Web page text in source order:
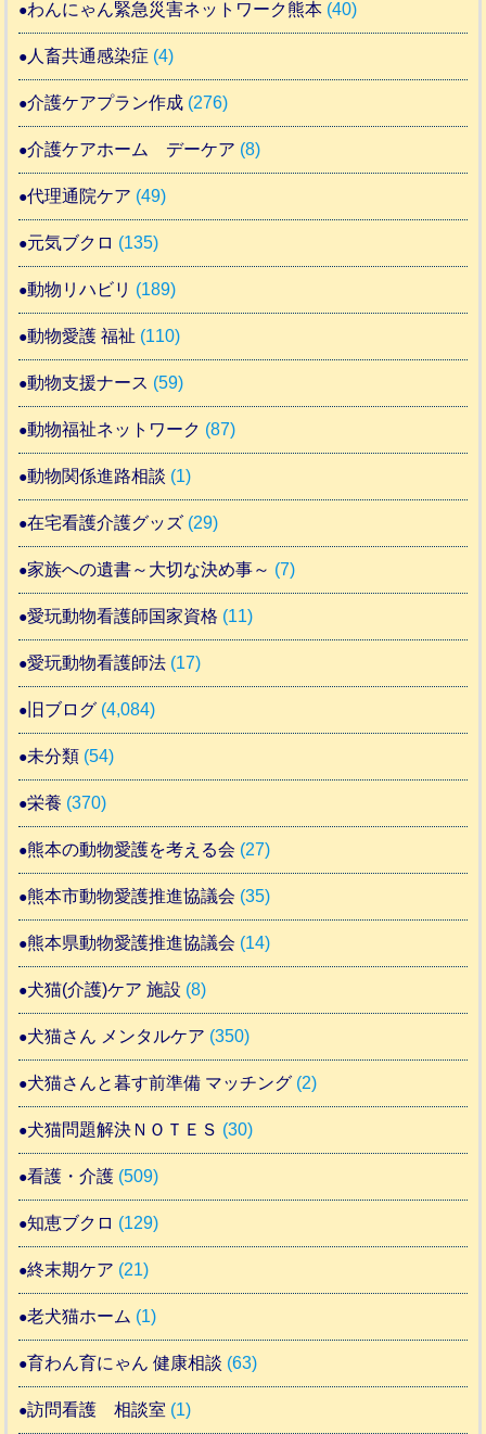
わんにゃん緊急災害ネットワーク熊本 (40)
人畜共通感染症 (4)
介護ケアプラン作成 (276)
介護ケアホーム デーケア (8)
代理通院ケア (49)
元気ブクロ (135)
動物リハビリ (189)
動物愛護 福祉 (110)
動物支援ナース (59)
動物福祉ネットワーク (87)
動物関係進路相談 (1)
在宅看護介護グッズ (29)
家族への遺書～大切な決め事～ (7)
愛玩動物看護師国家資格 (11)
愛玩動物看護師法 (17)
旧ブログ (4,084)
未分類 (54)
栄養 (370)
熊本の動物愛護を考える会 (27)
熊本市動物愛護推進協議会 (35)
熊本県動物愛護推進協議会 (14)
犬猫(介護)ケア 施設 (8)
犬猫さん メンタルケア (350)
犬猫さんと暮す前準備 マッチング (2)
犬猫問題解決ＮＯＴＥＳ (30)
看護・介護 (509)
知恵ブクロ (129)
終末期ケア (21)
老犬猫ホーム (1)
育わん育にゃん 健康相談 (63)
訪問看護 相談室 (1)